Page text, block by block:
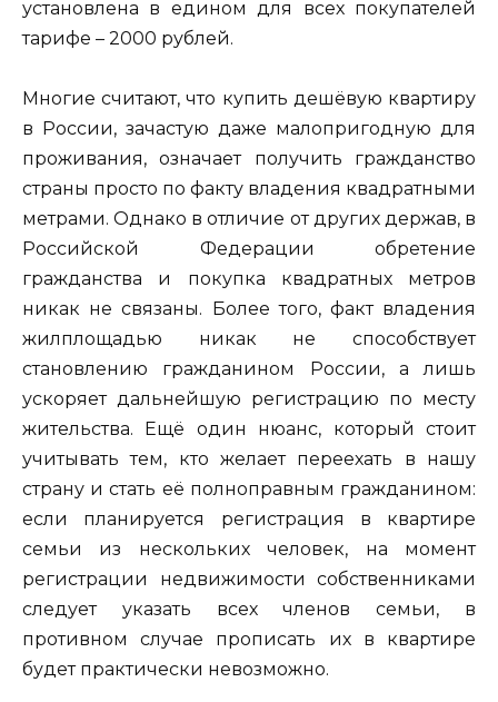
установлена в едином для всех покупателей
тарифе – 2000 рублей.
Многие считают, что купить дешёвую квартиру
в России, зачастую даже малопригодную для
проживания, означает получить гражданство
страны просто по факту владения квадратными
метрами. Однако в отличие от других держав, в
Российской Федерации обретение
гражданства и покупка квадратных метров
никак не связаны. Более того, факт владения
жилплощадью никак не способствует
становлению гражданином России, а лишь
ускоряет дальнейшую регистрацию по месту
жительства. Ещё один нюанс, который стоит
учитывать тем, кто желает переехать в нашу
страну и стать её полноправным гражданином:
если планируется регистрация в квартире
семьи из нескольких человек, на момент
регистрации недвижимости собственниками
следует указать всех членов семьи, в
противном случае прописать их в квартире
будет практически невозможно.